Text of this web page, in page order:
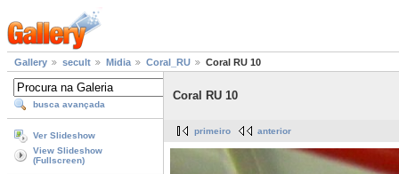
Gallery secult Midia Coral_RU Coral RU 10
busca avançada
Ver Slideshow
View Slideshow
(Fullscreen)
Coral RU 10
primeiro anterior